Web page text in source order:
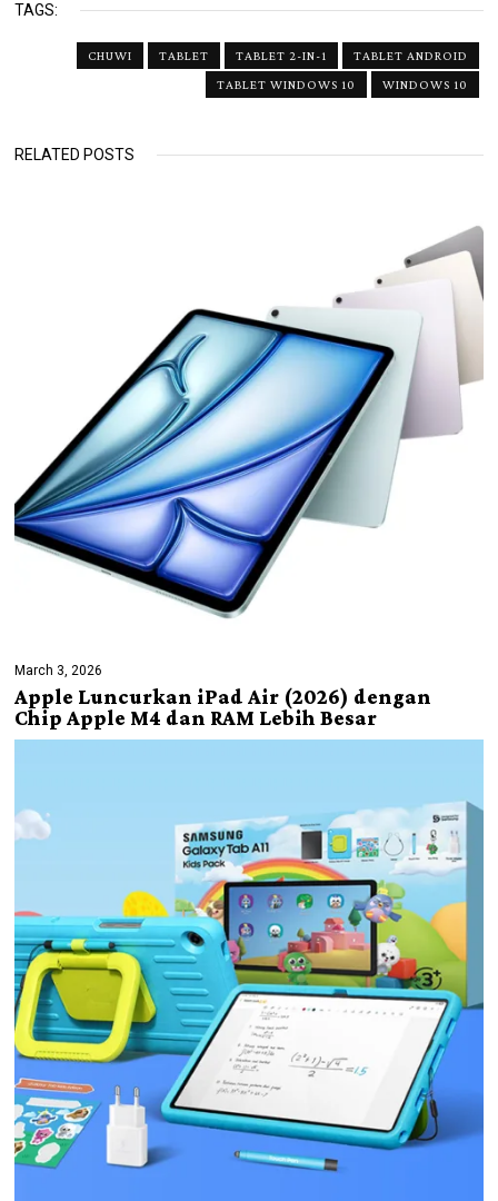
TAGS:
CHUWI TABLET TABLET 2-IN-1
TABLET ANDROID
TABLET WINDOWS 10
WINDOWS 10
RELATED POSTS
March 3, 2026
Apple Luncurkan iPad Air (2026) dengan
Chip Apple M4 dan RAM Lebih Besar